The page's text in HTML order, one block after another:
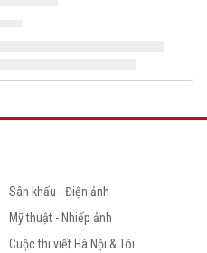
Sân khấu - Điện ảnh
Mỹ thuật - Nhiếp ảnh
Cuộc thi viết Hà Nội & Tôi